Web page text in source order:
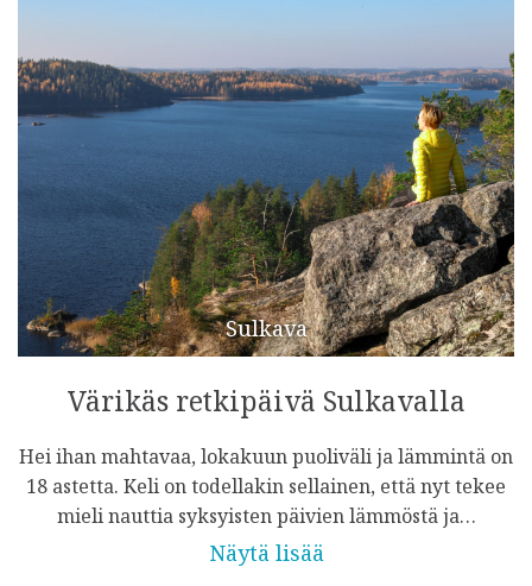
Sulkava
Värikäs retkipäivä Sulkavalla
Hei ihan mahtavaa, lokakuun puoliväli ja lämmintä on
18 astetta. Keli on todellakin sellainen, että nyt tekee
mieli nauttia syksyisten päivien lämmöstä ja…
Näytä lisää